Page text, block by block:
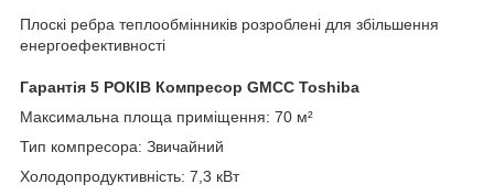
Плоскі ребра теплообмінників розроблені для збільшення
енергоефективності
Гарантія 5 РОКІВ Компресор GMCC Toshiba
Максимальна площа приміщення: 70 м²
Тип компресора: Звичайний
Холодопродуктивність: 7,3 кВт